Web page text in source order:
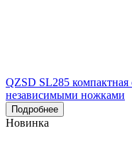
QZSD SL285 компактная
независимыми ножками
Подробнее
Новинка